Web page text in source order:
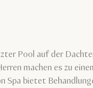
Pool auf der
machen es zu
Spa bietet